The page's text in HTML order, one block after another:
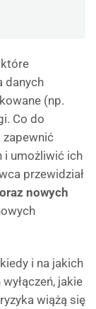
danych
(np.
Co do
zapewnić
i umożliwić ich
przewidział
nowych
i na jakich
jakie
wiążą się